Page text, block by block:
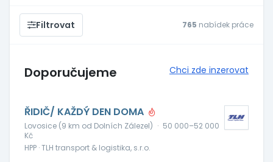
Filtrovat 765 nabídek práce
Doporučujeme Chci zde inzerovat
ŘIDIČ/ KAŽDÝ DEN DOMA
Lovosice (9 km od Dolních Zálezel) · 50 000–52 000
Kč
HPP · TLH transport & logistika, s.r.o.